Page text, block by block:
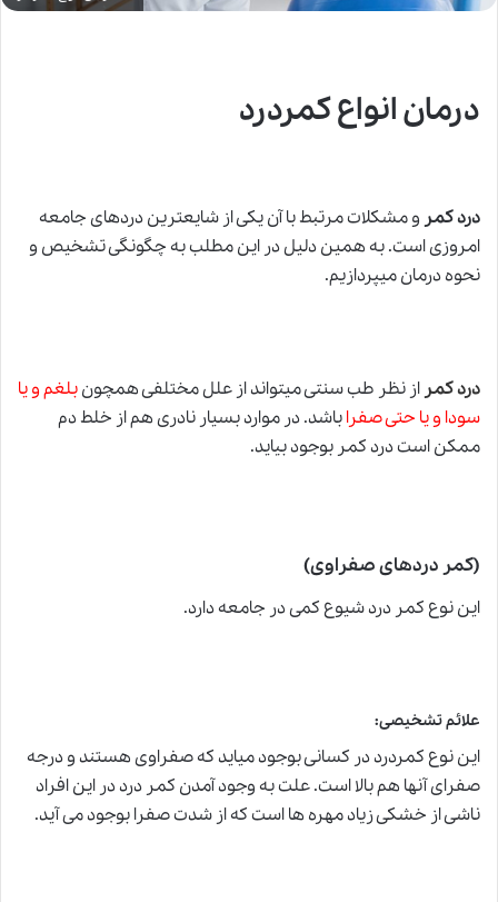
درمان انواع کمردرد
درد کمر و مشکلات مرتبط با آن یکی از شایعترین دردهای جامعه
امروزی است. به همین دلیل در این مطلب به چگونگی تشخیص و
نحوه درمان می­پردازیم.
درد کمر از نظر طب سنتی می­تواند از علل مختلفی همچونبلغمو یا
سودا و یا حتی صفراباشد. در موارد بسیار نادری هم از خلط دم
ممکن است درد کمر بوجود بیاید.
(کمر دردهای صفراوی)
این نوع کمر درد شیوع کمی در جامعه دارد.
علائم تشخیصی:
این نوع کمردرد در کسانی بوجود میاید که صفراوی هستند و درجه
صفرای آنها هم بالا است. علت به وجود آمدن کمر درد در این افراد
ناشی از خشکی زیاد مهره ها است که از شدت صفرا بوجود می­ آید.